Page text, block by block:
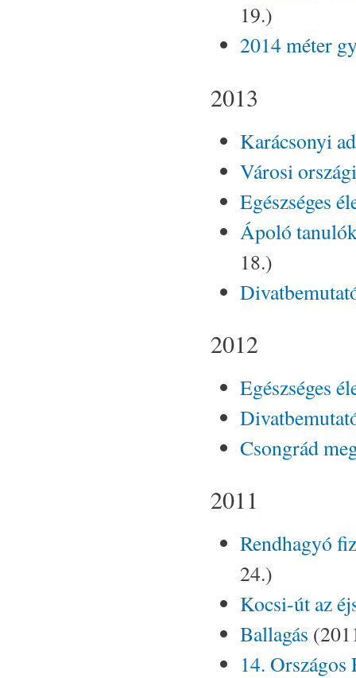
19.)
2014 méter
2013
Karácsonyi
Városi
Egészséges
Ápoló
18.)
2012
Egészséges
Csongrád
2011
Rendhagyó
24.)
Kocsi-út az
Ballagás
14.